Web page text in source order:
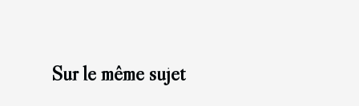
Sur le même sujet